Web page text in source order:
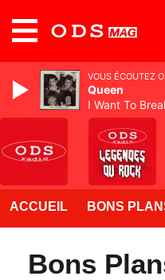
ACCUEIL BONS
Bons
VOUS ÉCOUTEZ
Queen
I Want To